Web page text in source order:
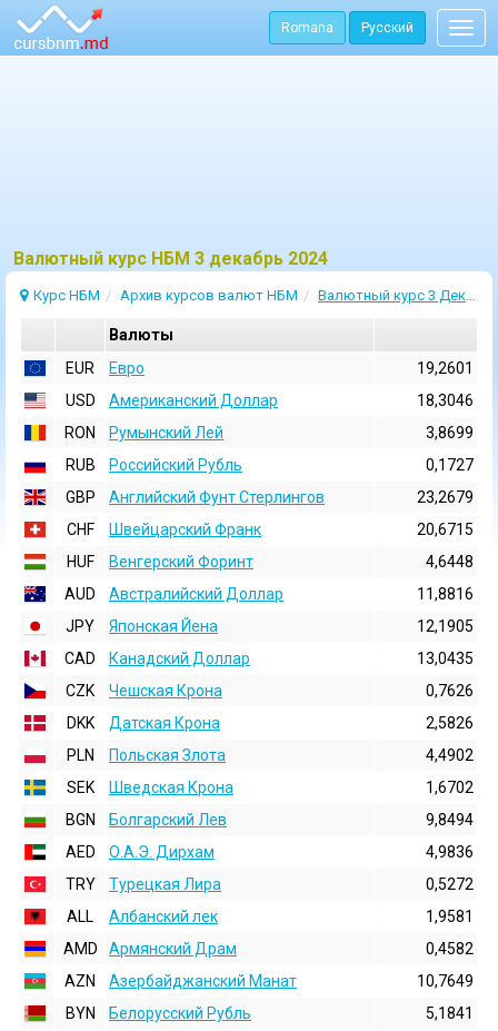
Romana Русский
Bалютный курс НБМ 3 декабрь 2024
Курс НБМ Архив курсов валют НБМ Валютный курс 3 Декабрь 2024
Валюты
EUR
Евро
19,2601
USD
Aмериканский Доллар
18,3046
RON
Румынский Лей
3,8699
RUB
Российский Рубль
0,1727
GBP
Английский Фунт Стерлингов
23,2679
CHF
Швейцарский Франк
20,6715
HUF
Венгерский Форинт
4,6448
AUD
Австралийский Доллар
11,8816
JPY
Японская Йена
12,1905
CAD
Канадский Доллар
13,0435
CZK
Чешская Крона
0,7626
DKK
Датская Крона
2,5826
PLN
Польская Злота
4,4902
SEK
Шведская Крона
1,6702
BGN
Болгарский Лев
9,8494
AED
О.А.Э. Дирхам
4,9836
TRY
Турецкая Лира
0,5272
ALL
Албанский лек
1,9581
AMD
Армянский Драм
0,4582
AZN
Азербайджанский Манат
10,7649
BYN
Белорусский Рубль
5,1841